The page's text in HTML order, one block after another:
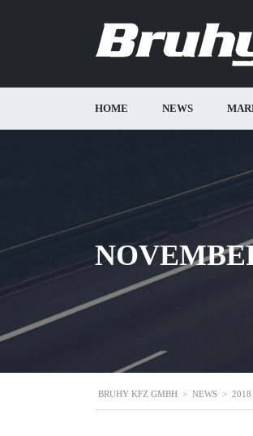
HOME NEWS
BRUHY KFZ GMBH > NEWS > 2018